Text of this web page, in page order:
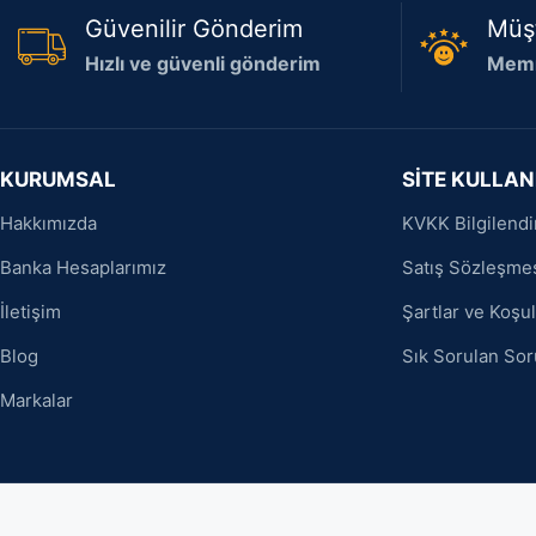
Güvenilir Gönderim
Hızlı ve güvenli gönderim
KURUMSAL
Hakkımızda
Banka Hesaplarımız
İletişim
Blog
Markalar
SİTE
KVKK
Satış
Şartlar ve
Sık Sorulan